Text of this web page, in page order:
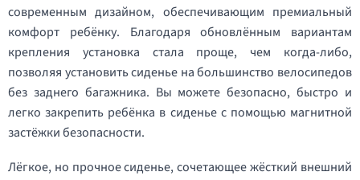
современным дизайном, обеспечивающим премиальный
комфорт ребёнку. Благодаря обновлённым вариантам
крепления установка стала проще, чем когда-либо,
позволяя установить сиденье на большинство велосипедов
без заднего багажника. Вы можете безопасно, быстро и
легко закрепить ребёнка в сиденье с помощью магнитной
застёжки безопасности.
Лёгкое, но прочное сиденье, сочетающее жёсткий внешний